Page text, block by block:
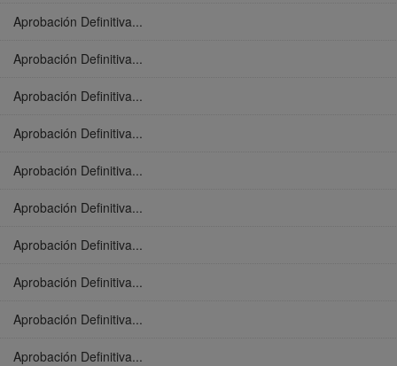
Aprobación Definitiva...
Aprobación Definitiva...
Aprobación Definitiva...
Aprobación Definitiva...
Aprobación Definitiva...
Aprobación Definitiva...
Aprobación Definitiva...
Aprobación Definitiva...
Aprobación Definitiva...
Aprobación Definitiva...